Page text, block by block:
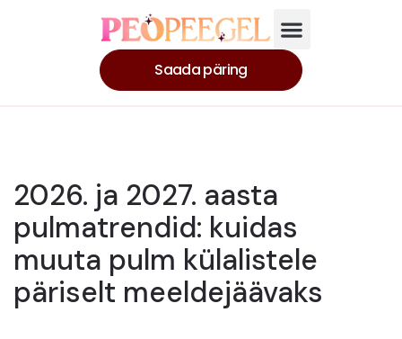
Saada päring
2026. ja 2027. aasta
pulmatrendid: kuidas
muuta pulm külalistele
päriselt meeldejäävaks​